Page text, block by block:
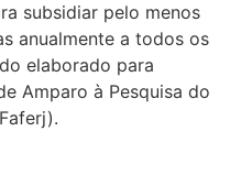
subsidiar pelo menos
anualmente a todos os
elaborado para
Amparo à Pesquisa do